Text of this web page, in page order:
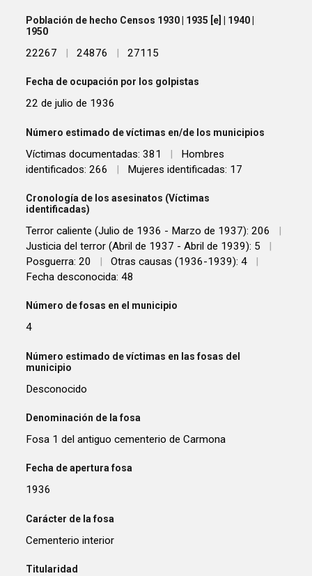
Población de hecho Censos 1930 | 1935 [e] | 1940 |
1950
22267 | 24876 | 27115
Fecha de ocupación por los golpistas
22 de julio de 1936
Número estimado de víctimas en/de los municipios
Víctimas documentadas: 381 |
Hombres
identificados: 266
| Mujeres identificadas: 17
Cronología de los asesinatos (Víctimas
identificadas)
Terror caliente (Julio de 1936 - Marzo de 1937): 206
|
Justicia del terror (Abril de 1937 - Abril de 1939): 5
|
Posguerra: 20
| Otras causas (1936-1939): 4
|
Fecha desconocida: 48
Número de fosas en el municipio
4
Número estimado de víctimas en las fosas del
municipio
Desconocido
Denominación de la fosa
Fosa 1 del antiguo cementerio de Carmona
Fecha de apertura fosa
1936
Carácter de la fosa
Cementerio interior
Titularidad